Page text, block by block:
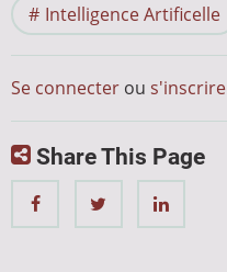
Intelligence Artificelle
Se connecter ou s'inscrire
Share This Page